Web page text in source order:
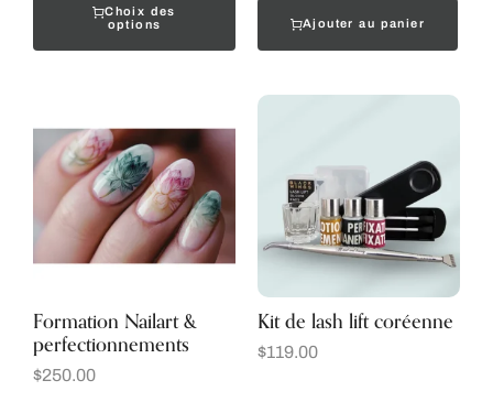
Choix des
options
Ajouter au panier
Formation Nailart &
perfectionnements
$250.00
Kit de lash lift coréenne
$119.00